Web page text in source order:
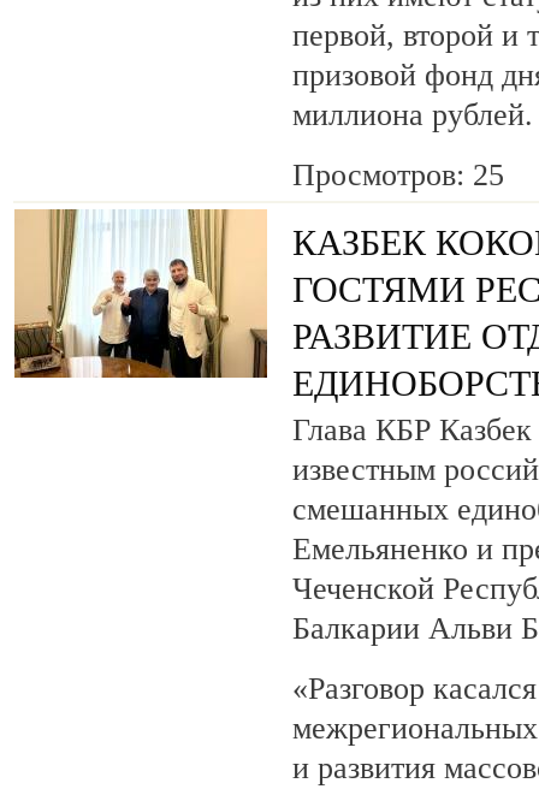
первой, второй и
призовой фонд
миллиона рублей.
Просмотров: 25
КАЗБЕК
ГОСТЯМИ
РАЗВИТИЕ
Глава КБР Казбек
известным
смешанных
Емельяненко и
Чеченской
Балкарии Альви
«Разговор
и развития